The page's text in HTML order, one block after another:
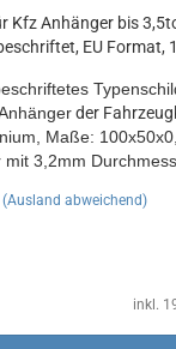
Kfz Anhänger bis
EU Format,
der
, Maße:
3,2mm
(Ausland abweichend)
inkl.